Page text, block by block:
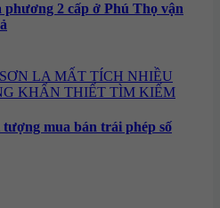
2 cấp ở Phú Thọ vận
mua bán trái phép số